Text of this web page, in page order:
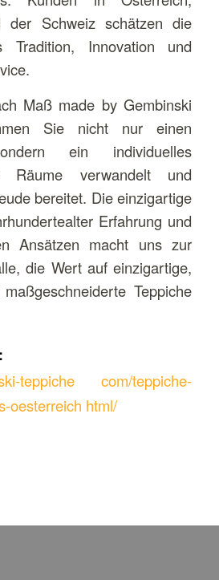
der Schweiz schätzen die
Tradition, Innovation und
Maß made by Gembinski
Sie nicht nur einen
ein individuelles
Räume verwandelt und
bereitet. Die einzigartige
Erfahrung und
Ansätzen macht uns zur
die Wert auf einzigartige,
Teppiche
teppiche com/teppiche-
oesterreich html/